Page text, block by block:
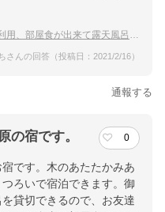
屋食が出来て露天風呂付き客室の宿
さんの回答（投稿日：2021/2/16）
通報する
の宿です。 0
です。木のあたたかみあ
ろいで宿泊できます。御
貸切できるので、お友達